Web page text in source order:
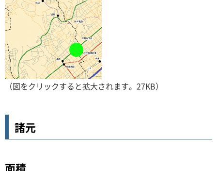
（図をクリックすると拡大されます。27KB）
諸元
面積